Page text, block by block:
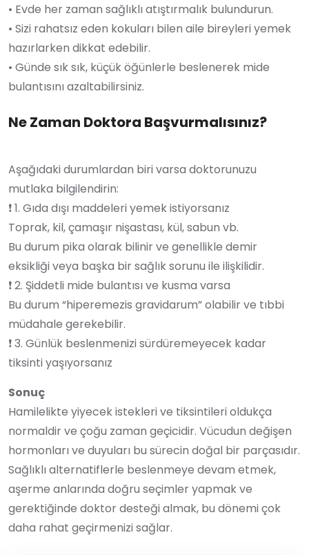
• Evde her zaman sağlıklı atıştırmalık bulundurun.
• Sizi rahatsız eden kokuları bilen aile bireyleri yemek
hazırlarken dikkat edebilir.
• Günde sık sık, küçük öğünlerle beslenerek mide
bulantısını azaltabilirsiniz.
Ne Zaman Doktora Başvurmalısınız?
Aşağıdaki durumlardan biri varsa doktorunuzu
mutlaka bilgilendirin:
❗ 1. Gıda dışı maddeleri yemek istiyorsanız
Toprak, kil, çamaşır nişastası, kül, sabun vb.
Bu durum pika olarak bilinir ve genellikle demir
eksikliği veya başka bir sağlık sorunu ile ilişkilidir.
❗ 2. Şiddetli mide bulantısı ve kusma varsa
Bu durum “hiperemezis gravidarum” olabilir ve tıbbi
müdahale gerekebilir.
❗ 3. Günlük beslenmenizi sürdüremeyecek kadar
tiksinti yaşıyorsanız
Sonuç
Hamilelikte yiyecek istekleri ve tiksintileri oldukça
normaldir ve çoğu zaman geçicidir. Vücudun değişen
hormonları ve duyuları bu sürecin doğal bir parçasıdır.
Sağlıklı alternatiflerle beslenmeye devam etmek,
aşerme anlarında doğru seçimler yapmak ve
gerektiğinde doktor desteği almak, bu dönemi çok
daha rahat geçirmenizi sağlar.